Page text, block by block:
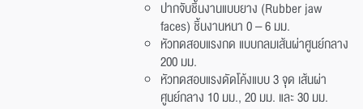
ปากจับชิ้นงานแบบยาง (Rubber jaw
faces) ชิ้นงานหนา 0 – 6 มม.
หัวทดสอบแรงกด แบบกลมเส้นผ่าศูนย์กลาง
200 มม.
หัวทดสอบแรงดัดโค้งแบบ 3 จุด เส้นผ่า
ศูนย์กลาง 10 มม., 20 มม. และ 30 มม.